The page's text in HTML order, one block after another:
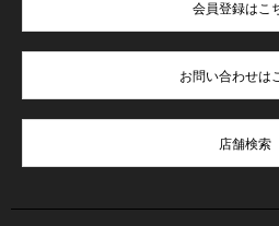
会員登録はこ
お問い合わせは
店舗検索